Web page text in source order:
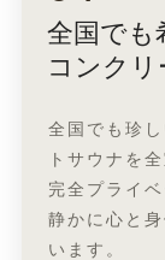
全国でも
コンク
全国でも珍
トサウナを
完全プライ
静かに心と
います。